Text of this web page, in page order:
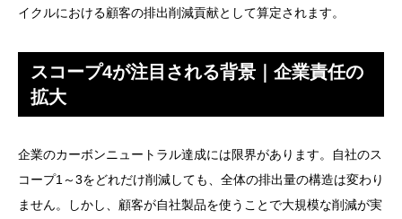
イクルにおける顧客の排出削減貢献として算定されます。
スコープ4が注目される背景｜企業責任の
拡大
企業のカーボンニュートラル達成には限界があります。自社のス
コープ1～3をどれだけ削減しても、全体の排出量の構造は変わり
ません。しかし、顧客が自社製品を使うことで大規模な削減が実